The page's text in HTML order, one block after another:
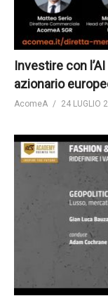
Investire con
azionario
AcomeA 24 LUGLIO